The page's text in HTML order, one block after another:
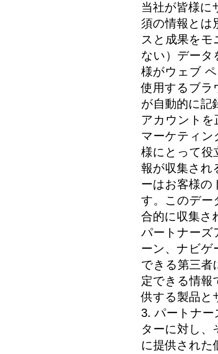
当社が皆様に
須の情報とは
スと成果を
ない）データ
様がウェブ
使用するブラ
が自動的に記
アカウントを
マーケティン
様にとって役
報が収集され
ーはお客様
す。このデー
合的に収集さ
パートナーズ
ーン、ナビゲ
できる第三者
定できる情
供する製品と
3. パートナ
ターに対し、
に提供された